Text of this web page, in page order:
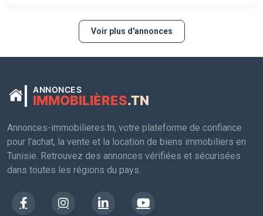
Voir plus d'annonces
ANNONCES
IMMOBILIÈRES.TN
Annonces-immobilieres.tn, votre plateforme de confiance
pour l'achat, la vente et la location de biens immobiliers en
Tunisie. Retrouvez des annonces vérifiées et sécurisées
dans toutes les régions du pays.